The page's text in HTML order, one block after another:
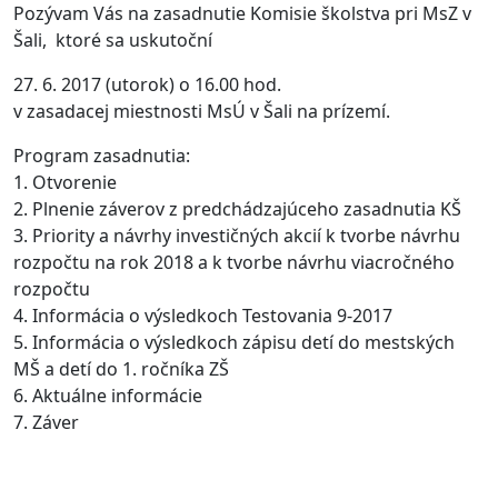
Pozývam Vás na zasadnutie Komisie školstva pri MsZ v
Šali, ktoré sa uskutoční
27. 6. 2017 (utorok) o 16.00 hod.
v zasadacej miestnosti MsÚ v Šali na prízemí.
Program zasadnutia:
1. Otvorenie
2. Plnenie záverov z predchádzajúceho zasadnutia KŠ
3. Priority a návrhy investičných akcií k tvorbe návrhu
rozpočtu na rok 2018 a k tvorbe návrhu viacročného
rozpočtu
4. Informácia o výsledkoch Testovania 9-2017
5. Informácia o výsledkoch zápisu detí do mestských
MŠ a detí do 1. ročníka ZŠ
6. Aktuálne informácie
7. Záver